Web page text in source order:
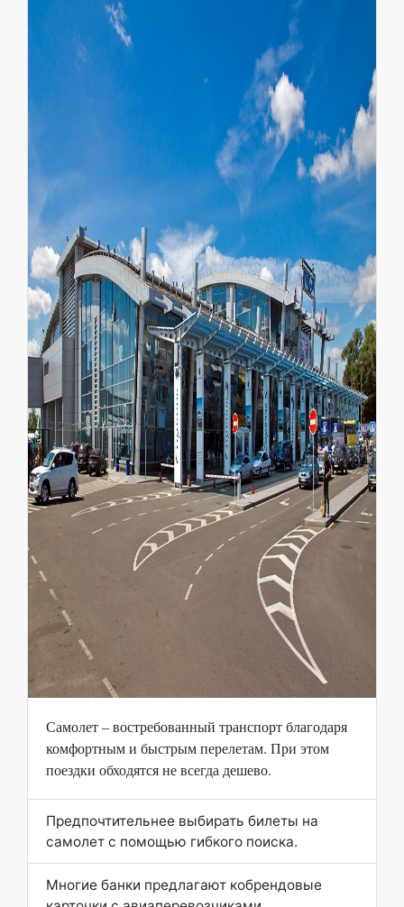
Самолет – востребованный транспорт благодаря
комфортным и быстрым перелетам. При этом
поездки обходятся не всегда дешево.
Предпочтительнее выбирать билеты на
самолет с помощью гибкого поиска.
Многие банки предлагают кобрендовые